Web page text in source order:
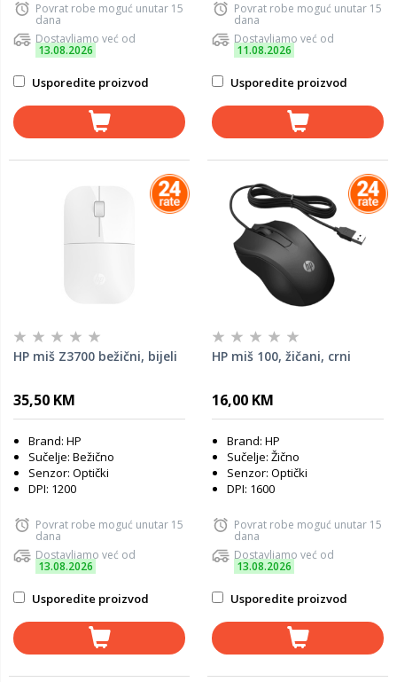
Povrat robe moguć unutar 15
dana
Dostavljamo već od
13.08.2026
Usporedite proizvod
Povrat robe moguć unutar 15
dana
Dostavljamo već od
11.08.2026
Usporedite proizvod
HP miš Z3700 bežični, bijeli
35,50 KM
Brand: HP
Sučelje: Bežično
Senzor: Optički
DPI: 1200
Povrat robe moguć unutar 15
dana
Dostavljamo već od
13.08.2026
Usporedite proizvod
HP miš 100, žičani, crni
16,00 KM
Brand: HP
Sučelje: Žično
Senzor: Optički
DPI: 1600
Povrat robe moguć unutar 15
dana
Dostavljamo već od
13.08.2026
Usporedite proizvod